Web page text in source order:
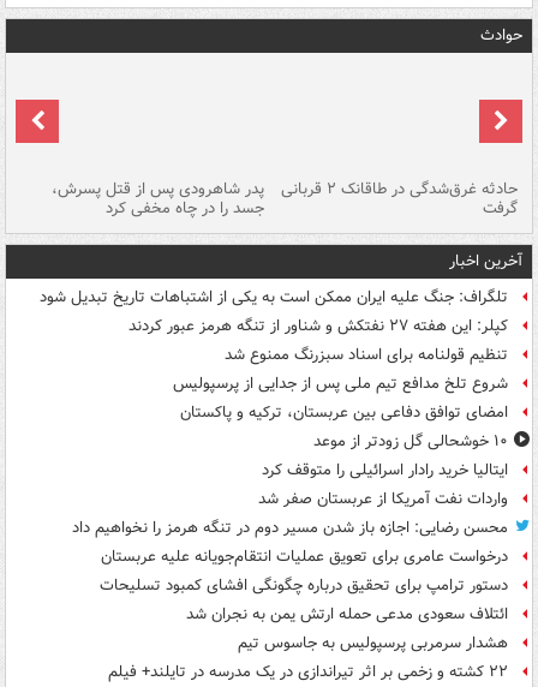
حوادث
حادثه غرق‌شدگی در طاقانک ۲ قربانی
گرفت
پدر شاهرودی پس از قتل پسرش،
جسد را در چاه مخفی کرد
آخرین اخبار
تلگراف: جنگ علیه ایران ممکن است به یکی از اشتباهات تاریخ تبدیل شود
کپلر: این هفته ۲۷ نفتکش و شناور از تنگه هرمز عبور کردند
تنظیم قولنامه برای اسناد سبزرنگ ممنوع شد
شروع تلخ مدافع تیم ملی پس از جدایی از پرسپولیس
امضای توافق دفاعی بین عربستان، ترکیه و پاکستان
۱۰ خوشحالی گل زودتر از موعد
ایتالیا خرید رادار اسرائیلی را متوقف کرد
واردات نفت آمریکا از عربستان صفر شد
محسن رضایی: اجازه باز شدن مسیر دوم در تنگه هرمز را نخواهیم داد
درخواست عامری برای تعویق عملیات انتقام‌جویانه علیه عربستان
دستور ترامپ برای تحقیق درباره چگونگی افشای کمبود تسلیحات
ائتلاف سعودی مدعی حمله ارتش یمن به نجران شد
هشدار سرمربی پرسپولیس به جاسوس تیم
۲۲ کشته و زخمی بر اثر تیراندازی در یک مدرسه در تایلند+ فیلم